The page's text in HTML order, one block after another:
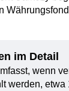
im Detail
wenn
werden, etwa